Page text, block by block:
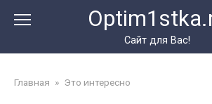
Сайт для Вас!
Главная » Это интересно